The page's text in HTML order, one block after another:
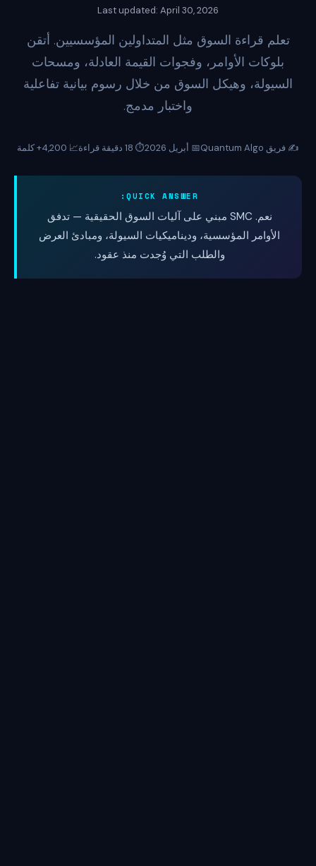
Last updated: April 30, 2026
تعلم قراءة السوق مثل المتداولين المؤسسيين. أتقن
بلوكات الأوامر، وفجوات القيمة العادلة، ومسحات
السيولة، وهيكل السوق من خلال رسوم بيانية تفاعلية
واختبار مدمج.
✍️ فريق Quantum Algo 📅 أبريل 2026 ⏱️ 18 دقيقة قراءة 📈 4,200+ كلمة
QUICK ANSWER:
نعم. SMC مبني على آليات السوق الحقيقية — تدفق
الأوامر المؤسسية، وديناميكيات السيولة، ومبادئ العرض
والطلب التي وُجدت منذ عقود.